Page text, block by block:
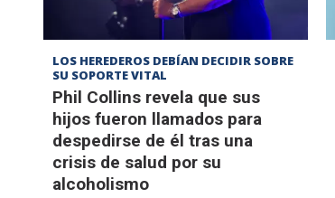
LOS HEREDEROS DEBÍAN DECIDIR SOBRE
SU SOPORTE VITAL
Phil Collins revela que sus
hijos fueron llamados para
despedirse de él tras una
crisis de salud por su
alcoholismo